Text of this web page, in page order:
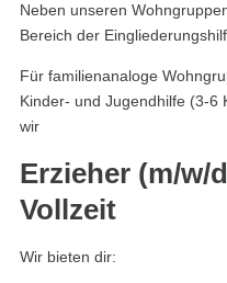
Neben unseren
Bereich der
Für familienanaloge
Kinder- und Jugendhilfe (3-6
wir
Erzieher (m/w/
Vollzeit
Wir bieten dir: